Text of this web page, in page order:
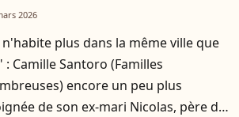
2026
n'habite plus dans la même ville que
: Camille Santoro (Familles
encore un peu plus
de son ex-mari Nicolas, père de